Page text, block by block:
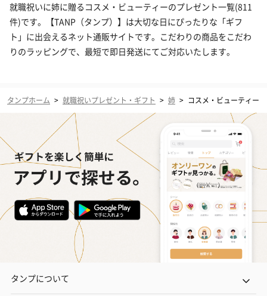
就職祝いに姉に贈るコスメ・ビューティーのプレゼント一覧(811
件)です。【TANP（タンプ）】は大切な日にぴったりな「ギフ
ト」に出会えるネット通販サイトです。こだわりの商品をこだわ
りのラッピングで、最短で即日発送にてご対応いたします。
タンプホーム > 就職祝いプレゼント・ギフト > 姉 > コスメ・ビューティー
タンプについて